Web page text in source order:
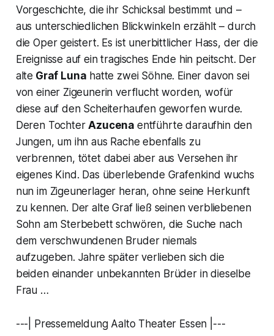
Vorgeschichte, die ihr Schicksal bestimmt und –
aus unterschiedlichen Blickwinkeln erzählt – durch
die Oper geistert. Es ist unerbittlicher Hass, der die
Ereignisse auf ein tragisches Ende hin peitscht. Der
alte Graf Luna hatte zwei Söhne. Einer davon sei
von einer Zigeunerin verflucht worden, wofür
diese auf den Scheiterhaufen geworfen wurde.
Deren TochterAzucena entführte daraufhin den
Jungen, um ihn aus Rache ebenfalls zu
verbrennen, tötet dabei aber aus Versehen ihr
eigenes Kind. Das überlebende Grafenkind wuchs
nun im Zigeunerlager heran, ohne seine Herkunft
zu kennen. Der alte Graf ließ seinen verbliebenen
Sohn am Sterbebett schwören, die Suche nach
dem verschwundenen Bruder niemals
aufzugeben. Jahre später verlieben sich die
beiden einander unbekannten Brüder in dieselbe
Frau …
---| Pressemeldung Aalto Theater Essen |---